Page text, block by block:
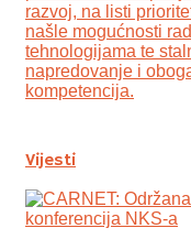
razvoj, na listi
našle mogućnosti
tehnologijama te
napredovanje i
kompetencija.
Vijesti